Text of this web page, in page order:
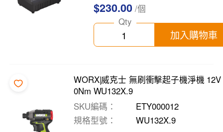
$230.00 /個
Qty
加入購物車
WORX|威克士 無刷衝擊起子機淨機 12V
0Nm WU132X.9
SKU編碼
ETY000012
規格型號
WU132X.9